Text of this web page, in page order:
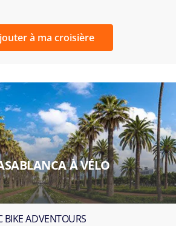
à ma croisière
À VÉLO
BIKE ADVENTOURS